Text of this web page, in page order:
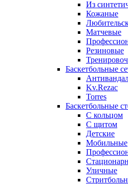
Из
Кожаные
Матчевые
Резиновые
Баскетбольные
Kv.Rezac
Torres
Баскетбольные
С кольцом
С щитом
Детские
Мобильные
Уличные